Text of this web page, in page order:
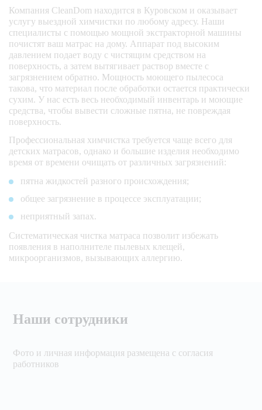
Компания CleanDom находится в Куровском и оказывает
услугу выездной химчистки по любому адресу. Наши
специалисты с помощью мощной экстракторной машины
почистят ваш матрас на дому. Аппарат под высоким
давлением подает воду с чистящим средством на
поверхность, а затем вытягивает раствор вместе с
загрязнением обратно. Мощность моющего пылесоса
такова, что материал после обработки остается практически
сухим. У нас есть весь необходимый инвентарь и моющие
средства, чтобы вывести сложные пятна, не повреждая
поверхность.
Профессиональная химчистка требуется чаще всего для
детских матрасов, однако и большие изделия необходимо
время от времени очищать от различных загрязнений:
пятна жидкостей разного происхождения;
общее загрязнение в процессе эксплуатации;
неприятный запах.
Систематическая чистка матраса позволит избежать
появления в наполнителе пылевых клещей,
микроорганизмов, вызывающих аллергию.
Наши сотрудники
Фото и личная информация размещена с согласия
работников